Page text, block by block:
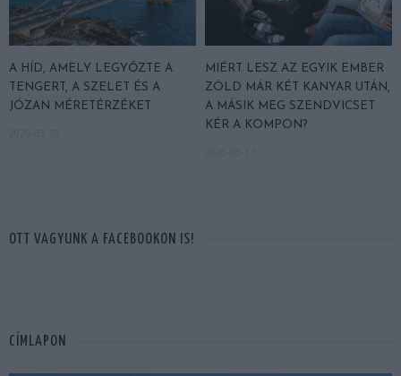
A HÍD, AMELY LEGYŐZTE A
TENGERT, A SZELET ÉS A
JÓZAN MÉRETÉRZÉKET
MIÉRT LESZ AZ EGYIK EMBER
ZÖLD MÁR KÉT KANYAR UTÁN,
A MÁSIK MEG SZENDVICSET
KÉR A KOMPON?
OTT VAGYUNK A FACEBOOKON IS!
CÍMLAPON